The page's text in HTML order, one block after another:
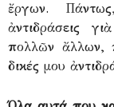
ἔργων.
ἀντιδράσεις
πολλῶν ἄλλων,
δικές μου